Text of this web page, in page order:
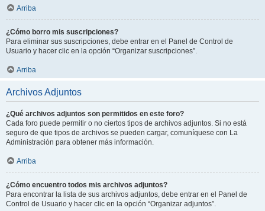
Arriba
¿Cómo borro mis suscripciones?
Para eliminar sus suscripciones, debe entrar en el Panel de Control de
Usuario y hacer clic en la opción “Organizar suscripciones”.
Arriba
Archivos Adjuntos
¿Qué archivos adjuntos son permitidos en este foro?
Cada foro puede permitir o no ciertos tipos de archivos adjuntos. Si no está
seguro de que tipos de archivos se pueden cargar, comuníquese con La
Administración para obtener más información.
Arriba
¿Cómo encuentro todos mis archivos adjuntos?
Para encontrar la lista de sus archivos adjuntos, debe entrar en el Panel de
Control de Usuario y hacer clic en la opción “Organizar adjuntos”.